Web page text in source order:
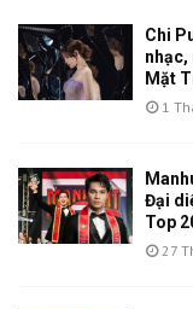
Chi
nhạc,
Mặt
1
Đại
Top
27